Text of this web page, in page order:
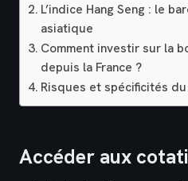
L’indice Hang Seng : le
asiatique
Comment investir sur la
depuis la France ?
Risques et spécificités
Accéder aux